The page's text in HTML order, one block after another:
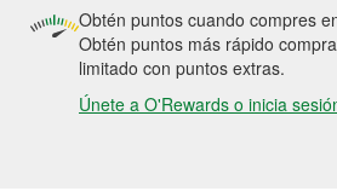
Obtén puntos cuando compres
Obtén puntos más rápido
limitado con puntos extras.
Únete a O'Rewards o inicia